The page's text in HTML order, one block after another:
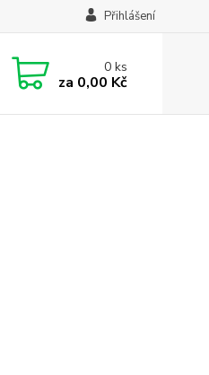
Přihlášení
0ks
za 0,00 Kč